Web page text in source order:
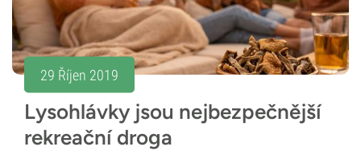
29 Říjen 2019
Lysohlávky jsou nejbezpečnější
rekreační droga